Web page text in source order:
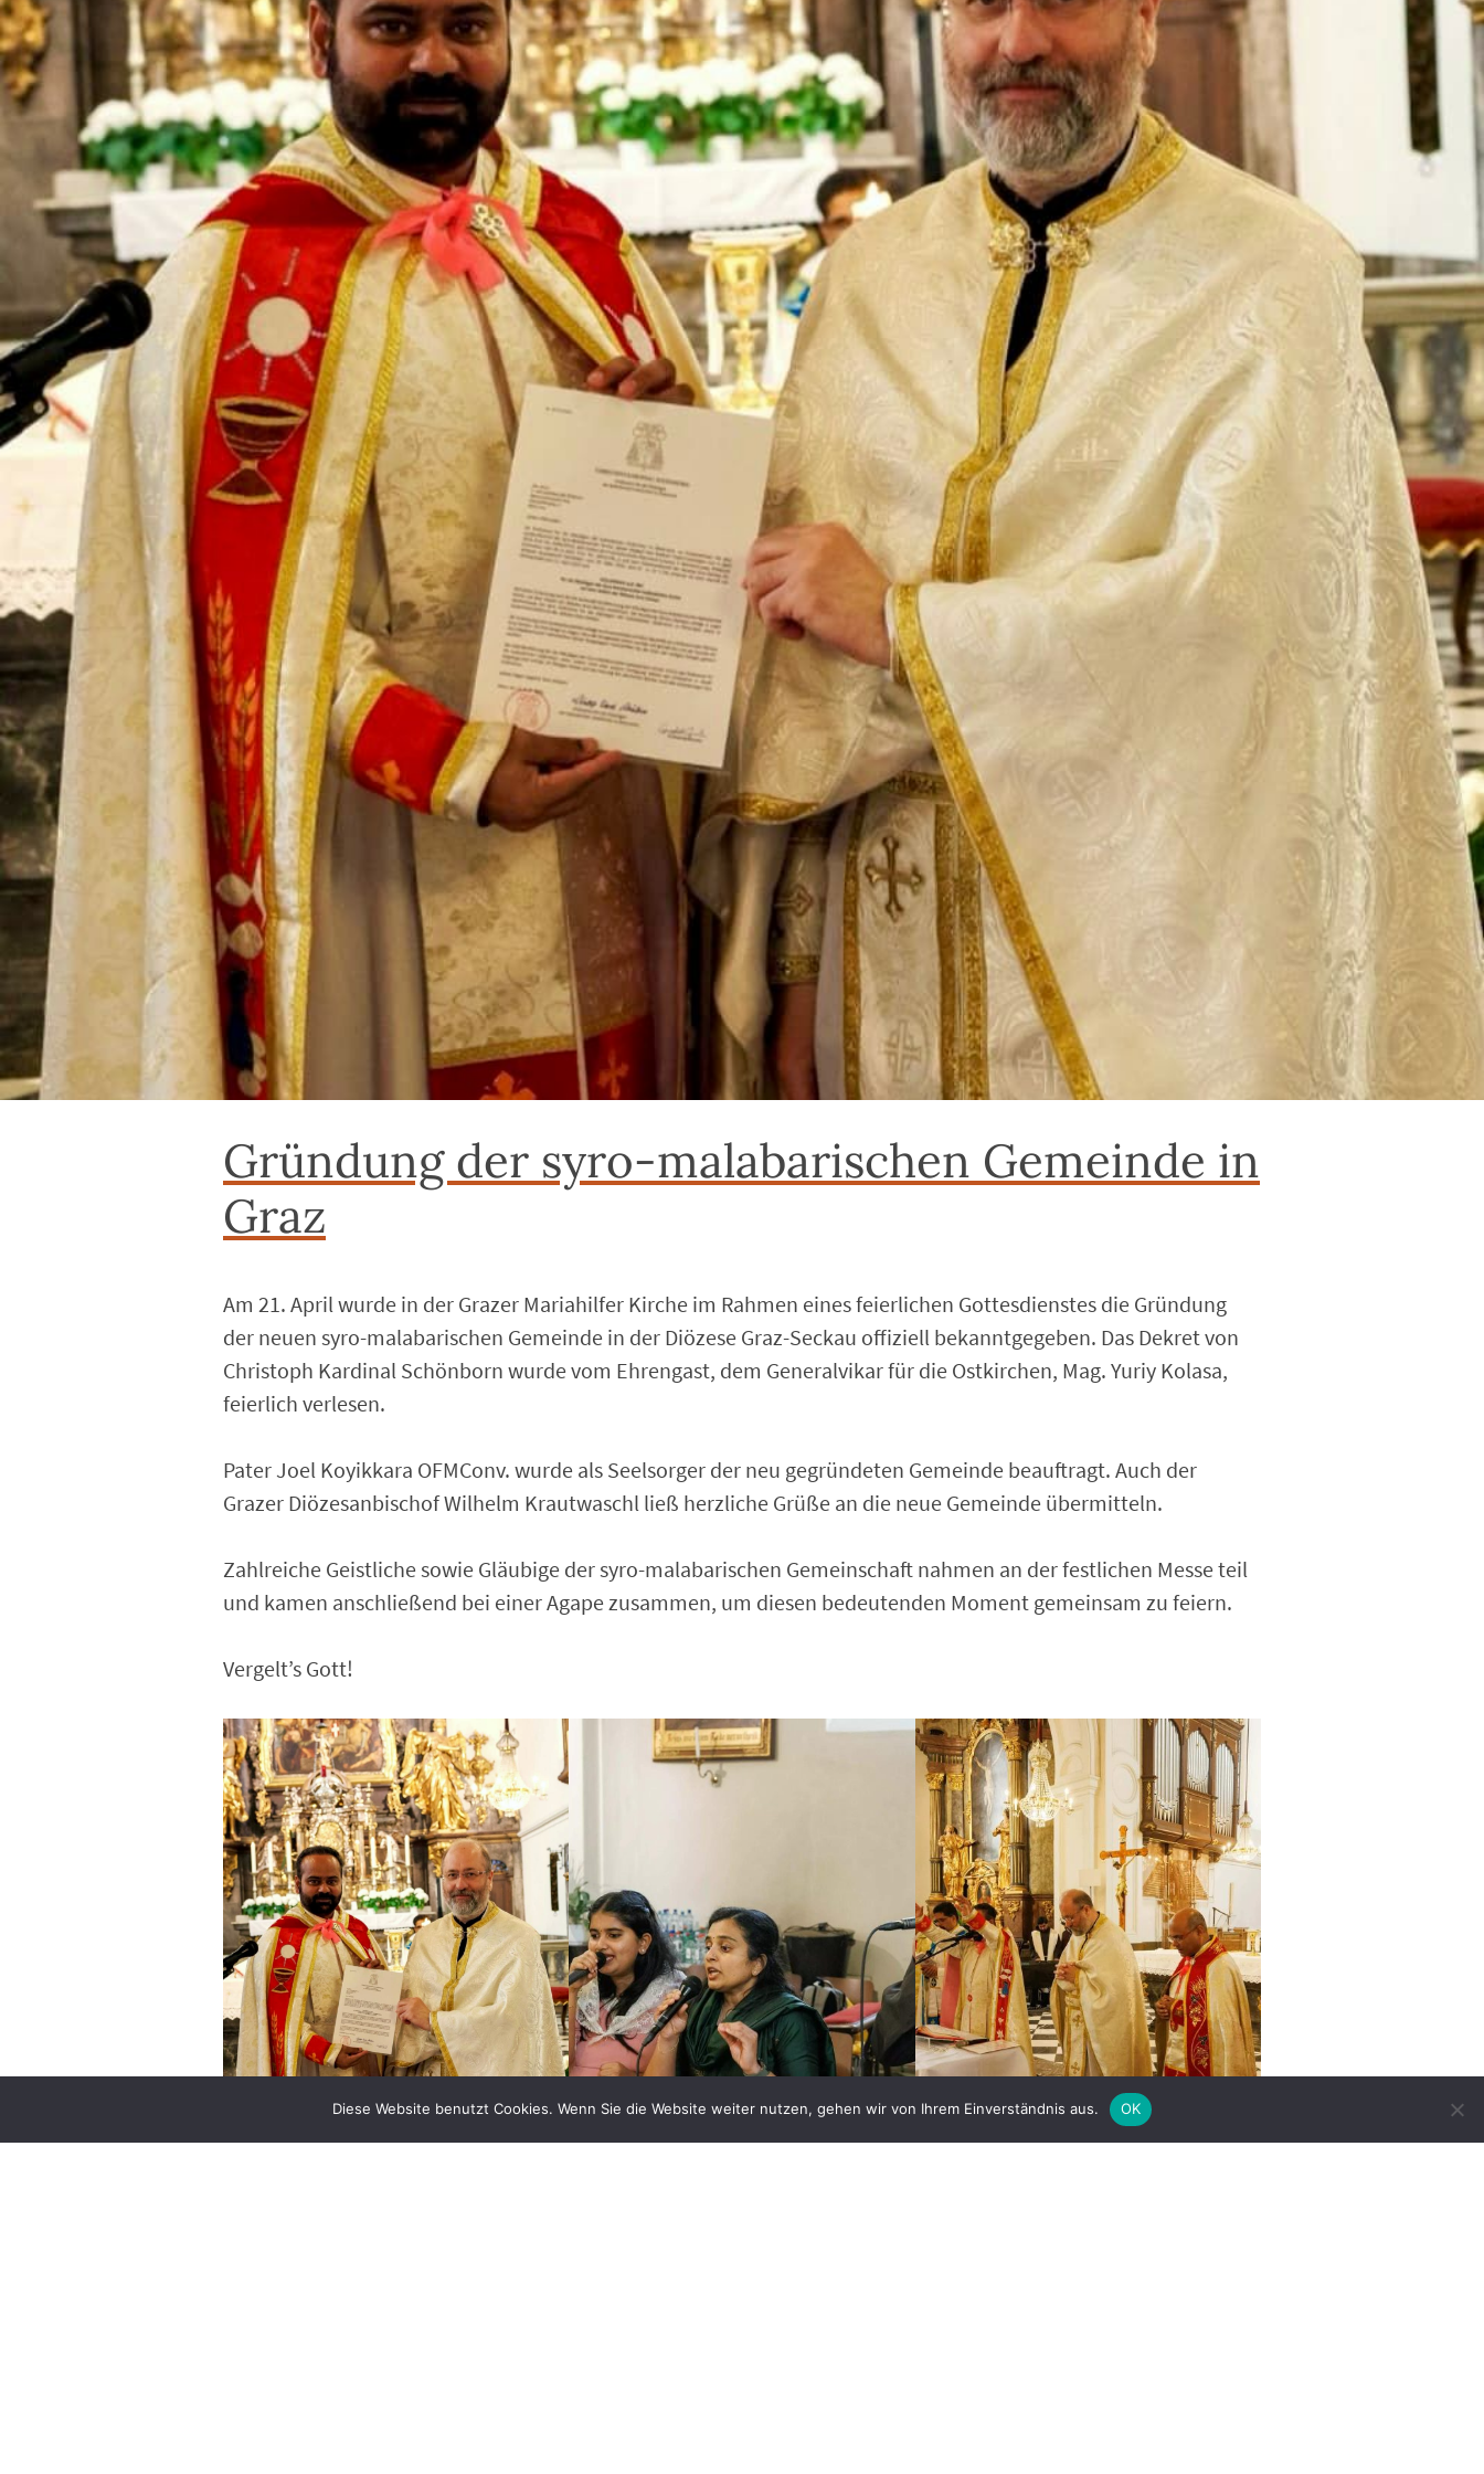
Gründung der syro-malabarischen Gemeinde in
Graz
Am 21. April wurde in der Grazer Mariahilfer Kirche im Rahmen eines feierlichen Gottesdienstes die Gründung
der neuen syro-malabarischen Gemeinde in der Diözese Graz-Seckau offiziell bekanntgegeben. Das Dekret von
Christoph Kardinal Schönborn wurde vom Ehrengast, dem Generalvikar für die Ostkirchen, Mag. Yuriy Kolasa,
feierlich verlesen.
Pater Joel Koyikkara OFMConv. wurde als Seelsorger der neu gegründeten Gemeinde beauftragt. Auch der
Grazer Diözesanbischof Wilhelm Krautwaschl ließ herzliche Grüße an die neue Gemeinde übermitteln.
Zahlreiche Geistliche sowie Gläubige der syro-malabarischen Gemeinschaft nahmen an der festlichen Messe teil
und kamen anschließend bei einer Agape zusammen, um diesen bedeutenden Moment gemeinsam zu feiern.
Vergelt’s Gott!
Diese Website benutzt Cookies. Wenn Sie die Website weiter nutzen, gehen wir von Ihrem Einverständnis aus. OK